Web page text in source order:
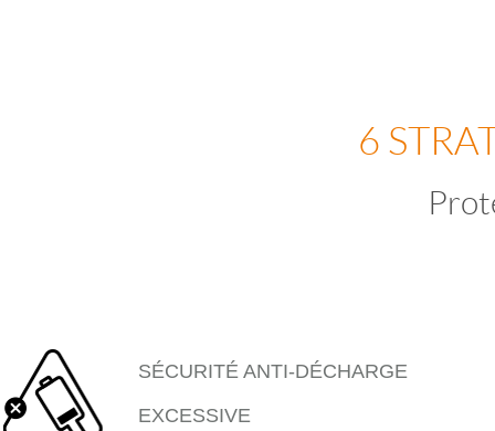
6
SÉCURITÉ ANTI-DÉCHARGE
EXCESSIVE